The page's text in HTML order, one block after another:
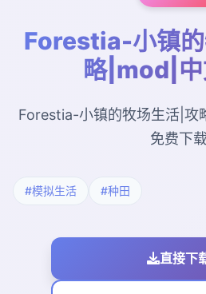
Forestia-小镇
略|mod|中
Forestia-小镇的牧场生活|攻
免费下
#模拟生活 #种田
直接下